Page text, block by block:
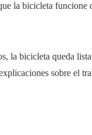
la bicicleta funcione
la bicicleta queda
sobre el